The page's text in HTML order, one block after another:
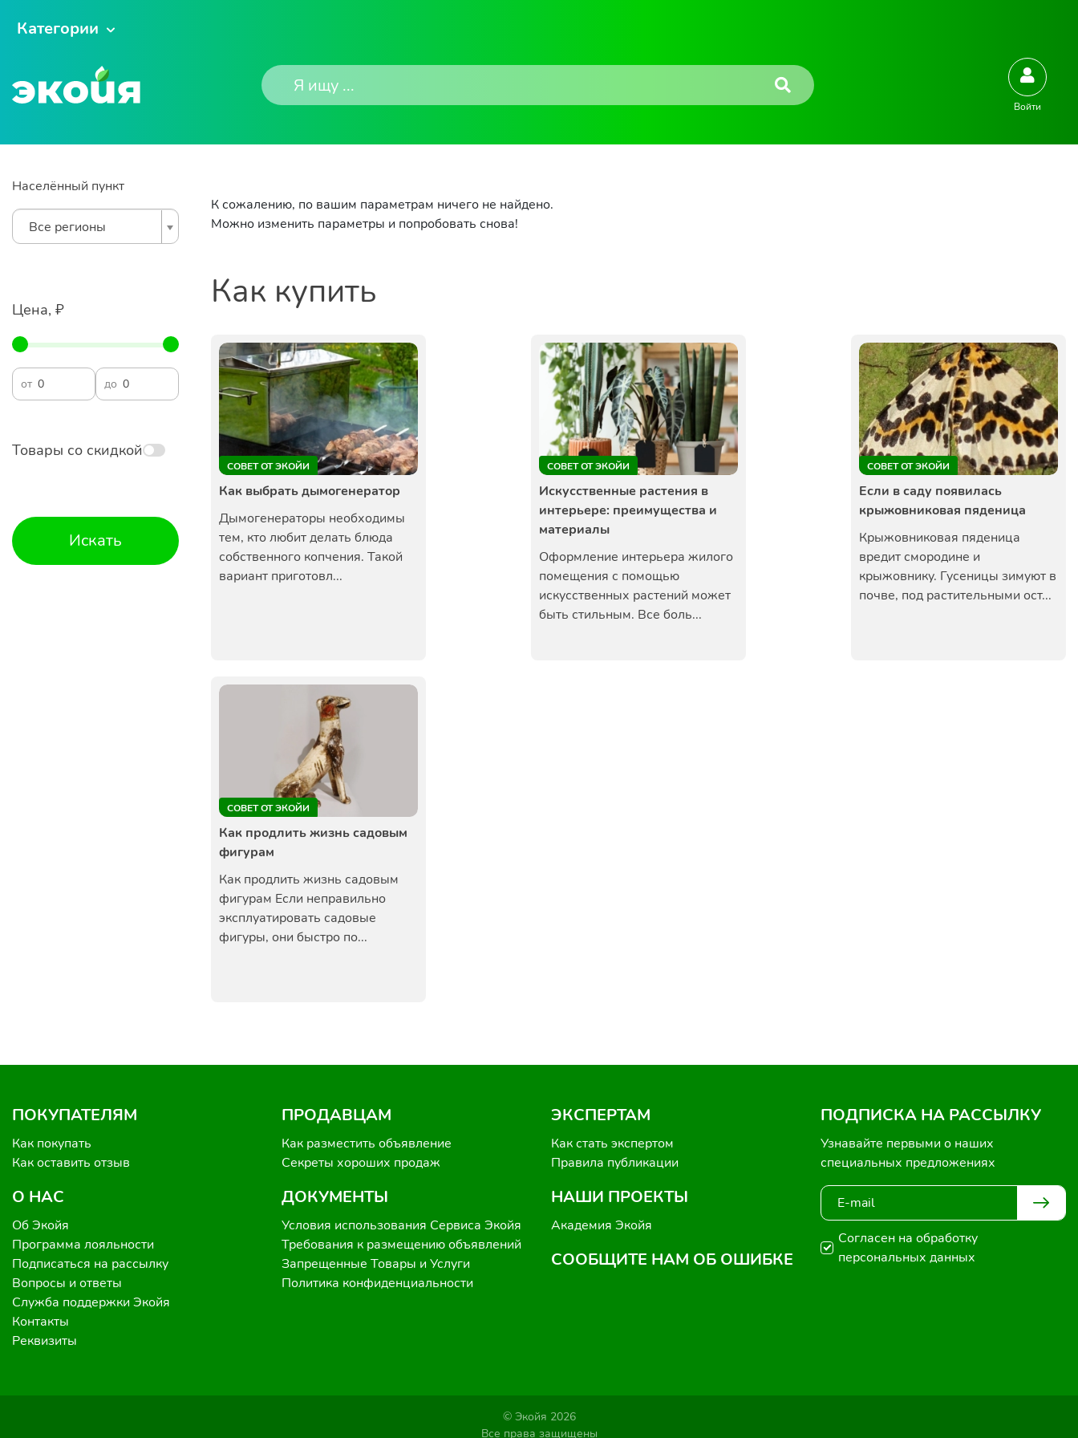
Категории
Войти
Населённый пункт
Все регионы
Цена, ₽
от до
Товары со скидкой
Искать
К сожалению, по вашим параметрам ничего не найдено.
Можно изменить параметры и попробовать снова!
Как купить
СОВЕТ ОТ ЭКОЙИ
Как выбрать дымогенератор
Дымогенераторы необходимы
тем, кто любит делать блюда
собственного копчения. Такой
вариант приготовл...
СОВЕТ ОТ ЭКОЙИ
Искусственные растения в
интерьере: преимущества и
материалы
Оформление интерьера жилого
помещения с помощью
искусственных растений может
быть стильным. Все боль...
СОВЕТ ОТ ЭКОЙИ
Если в саду появилась
крыжовниковая пяденица
Крыжовниковая пяденица
вредит смородине и
крыжовнику. Гусеницы зимуют в
почве, под растительными ост...
СОВЕТ ОТ ЭКОЙИ
Как продлить жизнь садовым
фигурам
Как продлить жизнь садовым
фигурам Если неправильно
эксплуатировать садовые
фигуры, они быстро по...
ПОКУПАТЕЛЯМ
Как покупать
Как оставить отзыв
О НАС
Об Экойя
Программа лояльности
Подписаться на рассылку
Вопросы и ответы
Служба поддержки Экойя
Контакты
Реквизиты
ПРОДАВЦАМ
Как разместить объявление
Секреты хороших продаж
ДОКУМЕНТЫ
Условия использования Сервиса Экойя
Требования к размещению объявлений
Запрещенные Товары и Услуги
Политика конфиденциальности
ЭКСПЕРТАМ
Как стать экспертом
Правила публикации
НАШИ ПРОЕКТЫ
Академия Экойя
СООБЩИТЕ НАМ ОБ ОШИБКЕ
ПОДПИСКА НА РАССЫЛКУ
Узнавайте первыми о наших
специальных предложениях
Согласен на обработку
персональных данных
© Экойя 2026
Все права защищены